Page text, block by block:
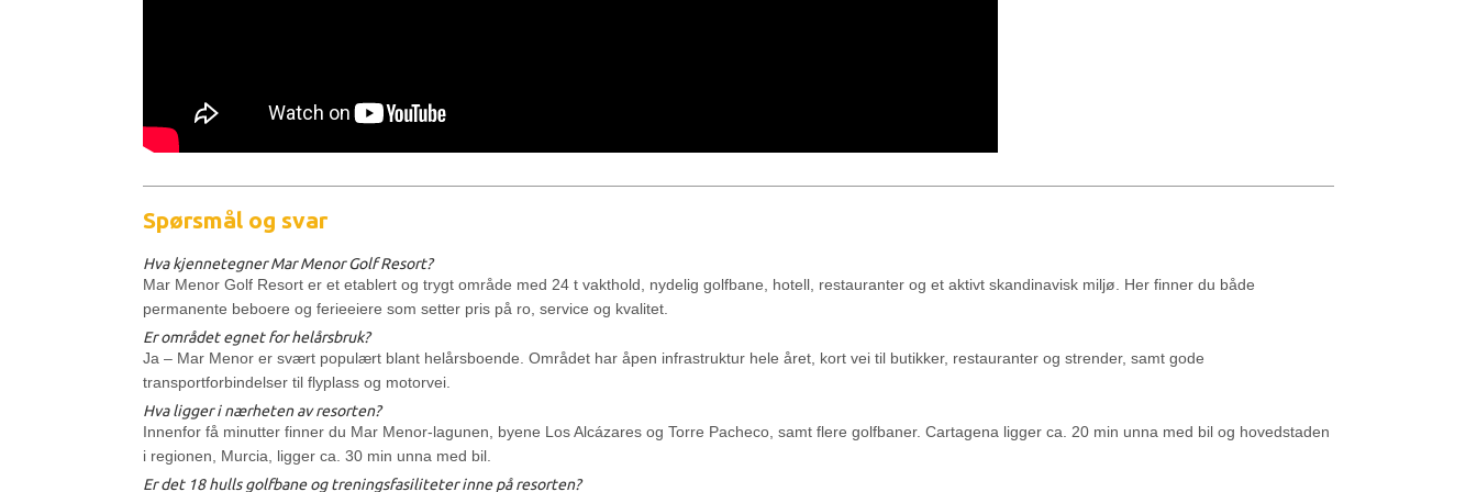
Spørsmål og svar
Hva kjennetegner Mar Menor Golf Resort?
Mar Menor Golf Resort er et etablert og trygt område med 24 t vakthold, nydelig golfbane, hotell, restauranter og et aktivt skandinavisk miljø. Her finner du både
permanente beboere og ferieeiere som setter pris på ro, service og kvalitet.
Er området egnet for helårsbruk?
Ja – Mar Menor er svært populært blant helårsboende. Området har åpen infrastruktur hele året, kort vei til butikker, restauranter og strender, samt gode
transportforbindelser til flyplass og motorvei.
Hva ligger i nærheten av resorten?
Innenfor få minutter finner du Mar Menor-lagunen, byene Los Alcázares og Torre Pacheco, samt flere golfbaner. Cartagena ligger ca. 20 min unna med bil og hovedstaden
i regionen, Murcia, ligger ca. 30 min unna med bil.
Er det 18 hulls golfbane og treningsfasiliteter inne på resorten?